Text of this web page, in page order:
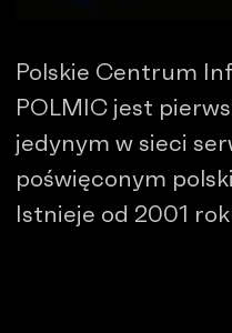
Polskie Centrum
POLMIC jest
jedynym w sieci
poświęconym
Istnieje od 2001